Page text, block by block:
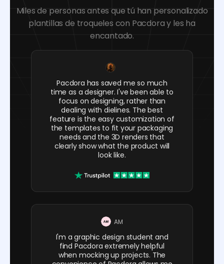
Miles de personas antes que tú han personalizado
plantillas de troqueles con Pacdora y les ha
encantado.
Pacdora has saved me so much
time as a designer. I've been able to
focus on designing, rather than
dealing with dielines. The best
feature is the easy customization of
the templates to fit your packaging
needs and the 3D renders that
clearly show what the product will
look like.
AM
I'm a graphic design student and
find Pacdora extremely helpful
when mocking up projects. The